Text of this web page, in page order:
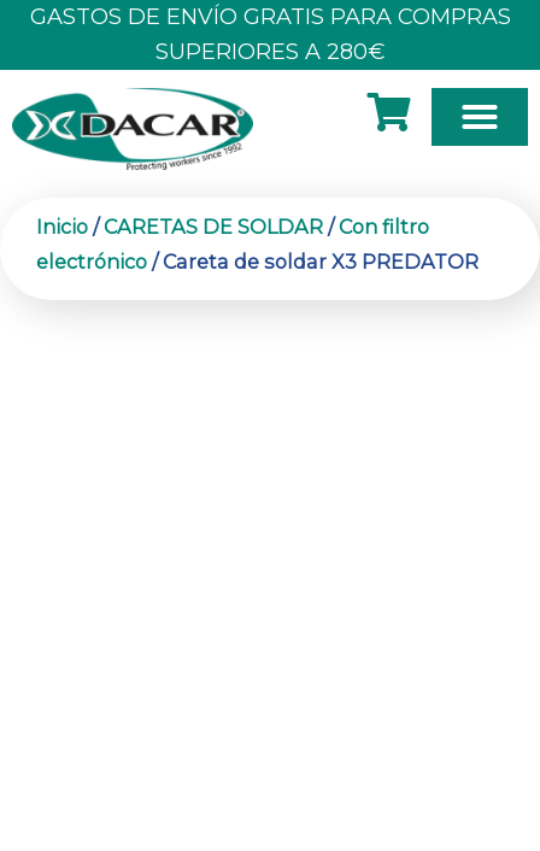
GASTOS DE ENVÍO GRATIS PARA COMPRAS
SUPERIORES A 280€
Inicio /CARETAS DE SOLDAR /Con filtro
electrónico / Careta de soldar X3 PREDATOR